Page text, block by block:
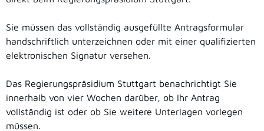
Sie müssen das vollständig ausgefüllte Antragsformular
handschriftlich unterzeichnen oder mit einer qualifizierten
elektronischen Signatur versehen.
Das Regierungspräsidium Stuttgart benachrichtigt Sie
innerhalb von vier Wochen darüber, ob Ihr Antrag
vollständig ist oder ob Sie weitere Unterlagen vorlegen
müssen.